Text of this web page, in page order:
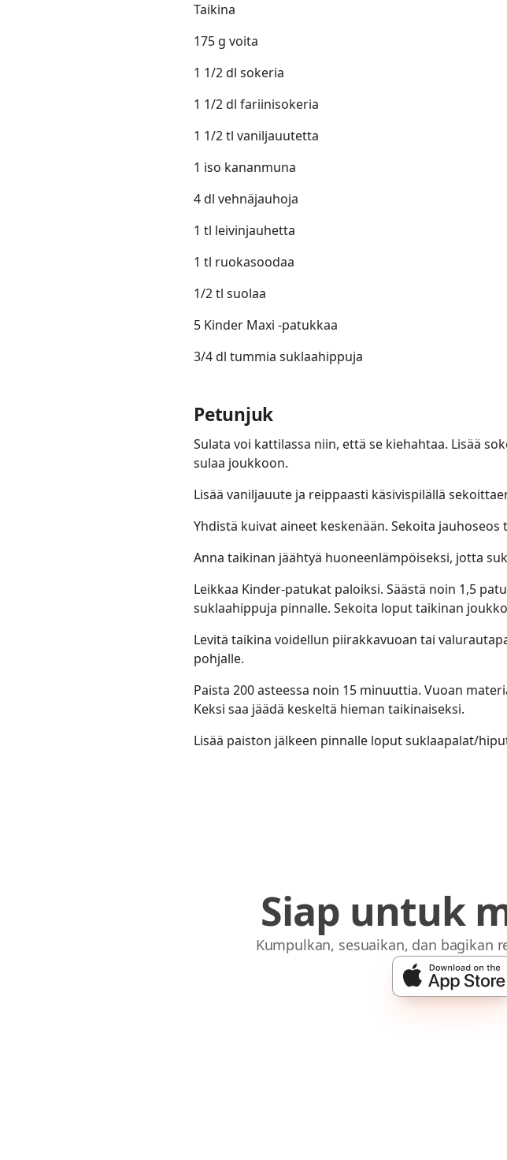
Taikina
175 g voita
1 1/2 dl sokeria
1 1/2 dl fariinisokeria
1 1/2 tl vaniljauutetta
1 iso kananmuna
4 dl vehnäjauhoja
1 tl leivinjauhetta
1 tl ruokasoodaa
1/2 tl suolaa
5 Kinder Maxi -patukkaa
3/4 dl tummia suklaahippuja
Petunjuk
Sulata voi kattilassa niin, että se kiehahtaa. Lisää
sulaa joukkoon.
Lisää vaniljauute ja reippaasti käsivispilällä
Yhdistä kuivat aineet keskenään. Sekoita
Anna taikinan jäähtyä huoneenlämpöiseksi, jotta
Leikkaa Kinder-patukat paloiksi. Säästä noin 1,5
suklaahippuja pinnalle. Sekoita loput taikinan
Levitä taikina voidellun piirakkavuoan tai
pohjalle.
Paista 200 asteessa noin 15 minuuttia. Vuoan
Keksi saa jäädä keskeltä hieman taikinaiseksi.
Lisää paiston jälkeen pinnalle loput suklaapalat/
Siap untuk
Kumpulkan, sesuaikan, dan bagikan